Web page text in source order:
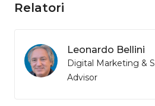
Relatori
Leonardo Bellini
Digital Marketing &
Advisor